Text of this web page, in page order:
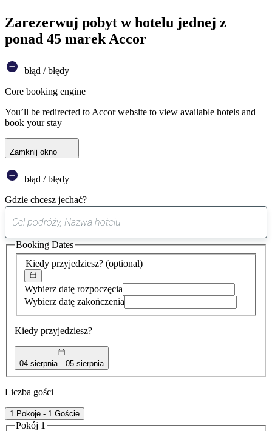
Zarezerwuj pobyt w hotelu jednej z
ponad 45 marek Accor
błąd / błędy
Core booking engine
You’ll be redirected to Accor website to view available hotels and
book your stay
Zamknij okno
błąd / błędy
Gdzie chcesz jechać?
sugestia
została
znaleziona
Kiedy przyjedziesz? (optional)
Wybierz datę rozpoczęcia
Wybierz datę zakończenia
Kiedy przyjedziesz?
04 sierpnia 05 sierpnia
Booking Dates
Liczba gości
1 Pokoje - 1 Goście
Pokój 1